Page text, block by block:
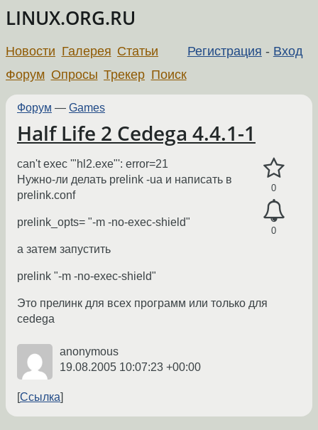
LINUX.ORG.RU
Регистрация - Вход
Новости Галерея Статьи
Форум Опросы Трекер Поиск
Форум — Games
Half Life 2 Cedega 4.4.1-1
0
0
can't exec '"hl2.exe"': error=21
Нужно-ли делать prelink -ua и написать в
prelink.conf
prelink_opts= "-m -no-exec-shield"
а затем запустить
prelink "-m -no-exec-shield"
Это прелинк для всех программ или только для
cedega
anonymous
19.08.2005 10:07:23 +00:00
Ссылка